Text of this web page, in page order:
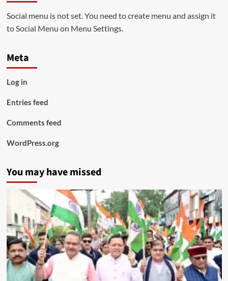
Social menu is not set. You need to create menu and assign it
to Social Menu on Menu Settings.
Meta
Log in
Entries feed
Comments feed
WordPress.org
You may have missed